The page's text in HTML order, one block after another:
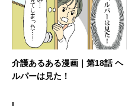
介護あるある漫画｜第18話 ヘ
ルパーは見た！